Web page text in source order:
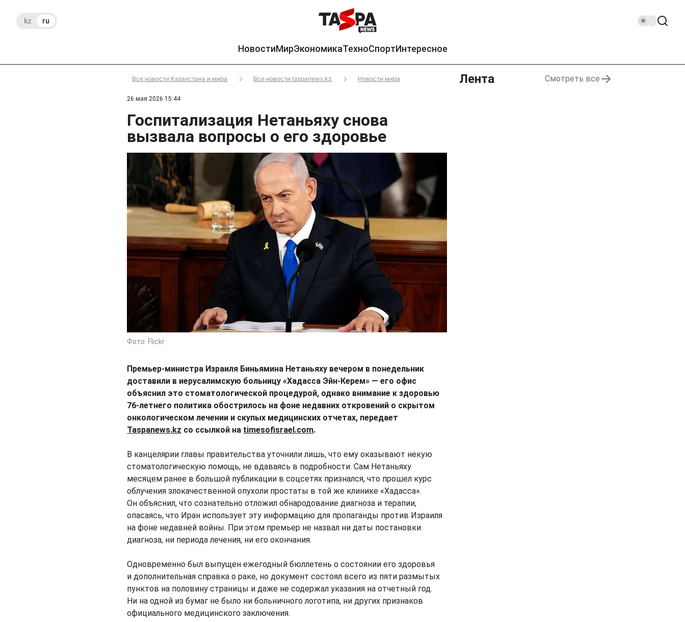
kz ru
НовостиМирЭкономикаТехноСпортИнтересное
Все новости Казахстана и мира Все новости taspanews.kz Новости мира
26 мая 2026 15:44
Госпитализация Нетаньяху снова
вызвала вопросы о его здоровье
Фото: Flickr
Премьер-министра Израиля Биньямина Нетаньяху вечером в понедельник
доставили в иерусалимскую больницу «Хадасса Эйн-Керем» — его офис
объяснил это стоматологической процедурой, однако внимание к здоровью
76-летнего политика обострилось на фоне недавних откровений о скрытом
онкологическом лечении и скупых медицинских отчетах, передает
Taspanews.kz со ссылкой на timesofisrael.com.
В канцелярии главы правительства уточнили лишь, что ему оказывают некую
стоматологическую помощь, не вдаваясь в подробности. Сам Нетаньяху
месяцем ранее в большой публикации в соцсетях признался, что прошел курс
облучения злокачественной опухоли простаты в той же клинике «Хадасса».
Он объяснил, что сознательно отложил обнародование диагноза и терапии,
опасаясь, что Иран использует эту информацию для пропаганды против Израиля
на фоне недавней войны. При этом премьер не назвал ни даты постановки
диагноза, ни периода лечения, ни его окончания.
Одновременно был выпущен ежегодный бюллетень о состоянии его здоровья
и дополнительная справка о раке, но документ состоял всего из пяти размытых
пунктов на половину страницы и даже не содержал указания на отчетный год.
Ни на одной из бумаг не было ни больничного логотипа, ни других признаков
официального медицинского заключения.
Лента Смотреть все